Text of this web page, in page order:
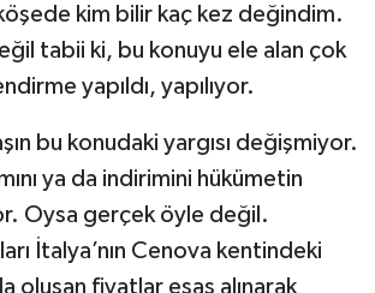
kim bilir kaç kez değindim.
tabii ki, bu konuyu ele alan çok
yapıldı, yapılıyor.
bu konudaki yargısı değişmiyor.
ya da indirimini hükümetin
Oysa gerçek öyle değil.
İtalya’nın Cenova kentindeki
oluşan fiyatlar esas alınarak